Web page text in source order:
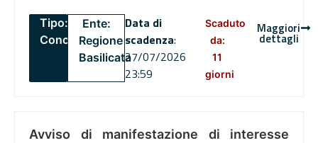
Tipo:
Concorsi
Ente:
Regione
Basilicata
Data di
scadenza:
27/07/2026
23:59
Scaduto
da:
11
giorni
Maggiori
dettagli
Avviso di manifestazione di interesse